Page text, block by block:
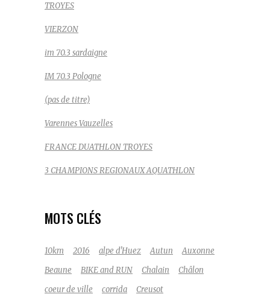
TROYES
VIERZON
im 70.3 sardaigne
IM 70.3 Pologne
(pas de titre)
Varennes Vauzelles
FRANCE DUATHLON TROYES
3 CHAMPIONS REGIONAUX AQUATHLON
MOTS CLÉS
10km 2016 alpe d'Huez Autun
Auxonne
Beaune
BIKE and RUN Chalain
Châlon
coeur de ville
corrida
Creusot